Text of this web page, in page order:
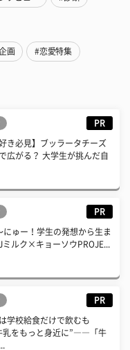
画 #恋愛特集
PR
好き必見】ブッラータチーズ
広がる？ 大学生が挑んだ自
PR
にゅー！学生の発想から生ま
ルク×キョーソウPROJE...
PR
学校給食だけで飲むも
をもっと身近に”――「牛